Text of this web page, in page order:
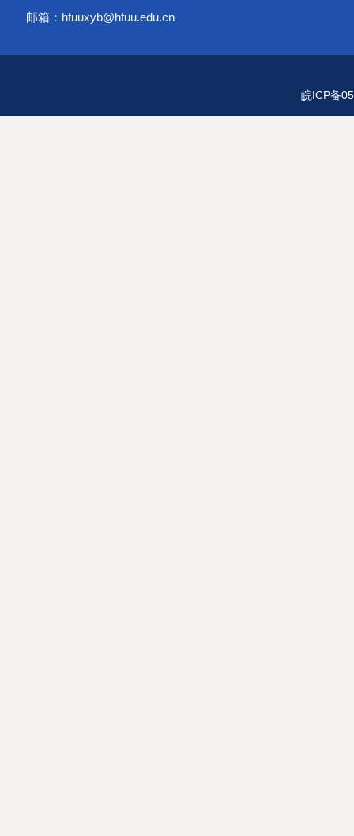
邮箱：hfuuxyb@hfuu.edu.cn
皖ICP备